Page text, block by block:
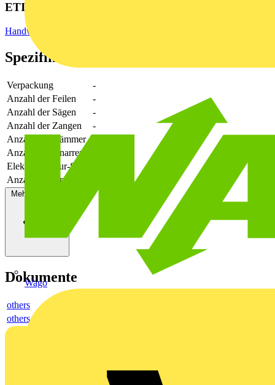
Wago
ETIM Group
Handwerkzeuge
Spezifikationen
Verpackung
-
Anzahl der Feilen
-
Anzahl der Sägen
-
Anzahl der Zangen
-
Anzahl der Hämmer
Anzahl der Knarren
Elektromonteur-Set
Anzahl der Drehstifte
Mehr anzeigen
Dokumente
others
others